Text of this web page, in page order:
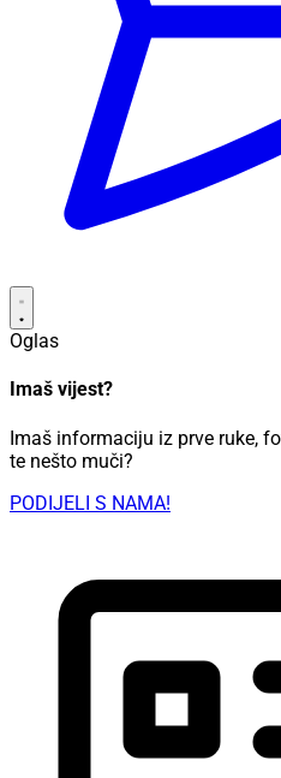
Oglas
Imaš vijest?
Imaš informaciju iz prve ruke,
te nešto muči?
PODIJELI S NAMA!